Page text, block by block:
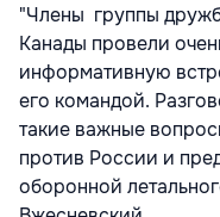
"Члены группы
Канады провели
информативную
его командой.
такие важные
против России и
оборонной